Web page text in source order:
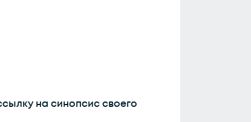
на синопсис своего